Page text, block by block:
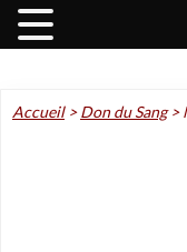
Accueil>Don du Sang>